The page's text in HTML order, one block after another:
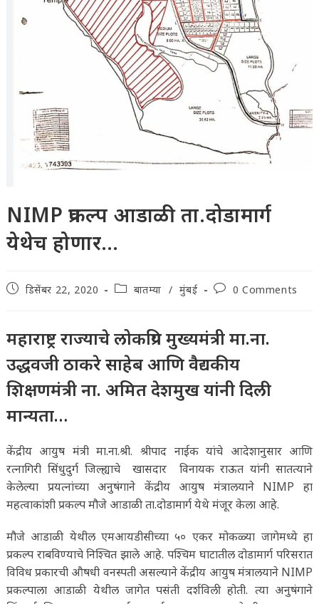
NIMP प्रकल्प आडाळी ता.दोडामार्ग
येथेच होणार…
Postडिसेंबर 22, 2020
Postबातम्या / मुंबई
Post0 Comments
महाराष्ट्र राज्याचे लोकप्रिय मुख्यमंत्री मा.ना.
उद्धवजी ठाकरे साहेब आणि वैद्यकीय
शिक्षणमंत्री ना. अमित देशमुख यांनी दिली
मान्यता…
केंद्रीय आयुष मंत्री मा.ना.श्री. श्रीपाद नाईक यांचे आदेशानुसार आणि
रत्नागिरी सिंधुदुर्ग जिल्ह्याचे खासदार विनायक राऊत यांनी सातत्याने
केलेल्या प्रयत्नांच्या अनुषंगाने केंद्रीय आयुष मंत्रालयाने NIMP हा
महत्वाकांशी प्रकल्प मौजे आडाळी ता.दोडामार्ग येथे मंजूर केला आहे.
मौजे आडाळी येथील एमआयडीसीच्या ५० एकर मोकळ्या जागेमध्ये हा
प्रकल्प राबविण्याचे निश्चित झाले आहे. पश्चिम घाटातील दोडामार्ग परिसरात
विविध प्रकारची औषधी वनस्पती असल्याने केंद्रीय आयुष मंत्रालयाने NIMP
प्रकल्पाला आडाळी येथील जागेत पसंती दर्शविली होती. त्या अनुषंगाने